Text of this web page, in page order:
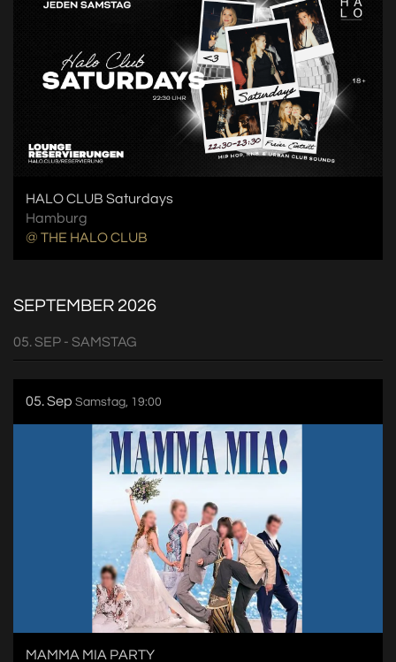
HALO CLUB Saturdays
Hamburg
@ THE HALO CLUB
SEPTEMBER 2026
05. SEP - SAMSTAG
05. Sep Samstag, 19:00
MAMMA MIA PARTY